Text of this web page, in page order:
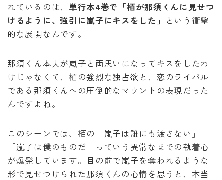
れているのは、 単行本4巻で「栢が那須くんに見せつ
けるように、強引に嵐子にキスをした」
という衝撃
的な展開なんです。
那須くん本人が嵐子と両思いになってキスをしたわ
けじゃなくて、栢の強烈な独占欲と、恋のライバル
である那須くんへの圧倒的なマウントの表現だった
んですよね。
このシーンでは、栢の「嵐子は誰にも渡さない」
「嵐子は僕のものだ」っていう異常なまでの執着心
が爆発しています。目の前で嵐子を奪われるような
形で見せつけられた那須くんの心情を思うと、本当